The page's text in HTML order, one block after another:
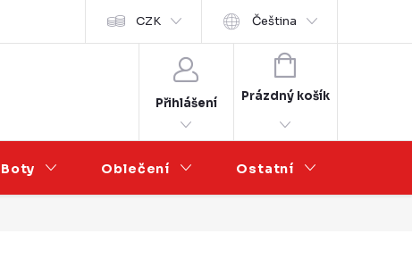
Velkoobchod CZK Čeština
Přihlášení
NÁKUPNÍ
KOŠÍK
Prázdný košík
Boty Oblečení Ostatní